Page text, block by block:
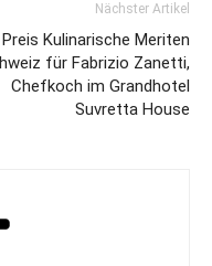
Nächster Artikel
Preis Kulinarische Meriten
für Fabrizio Zanetti,
Chefkoch im Grandhotel
Suvretta House